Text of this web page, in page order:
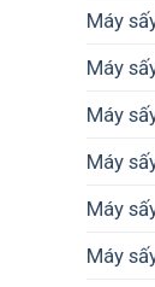
Máy
Máy
Máy
Máy
Máy
Máy